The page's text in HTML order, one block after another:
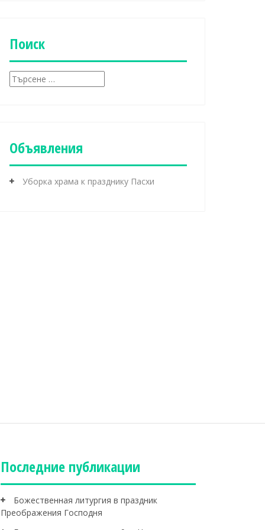
к
иПоиск
Т
ъ
е
з
а
Объявления
Уборка храма к празднику Пасхи
Последние публикации
Божественная литургия в праздник
Преображения Господня